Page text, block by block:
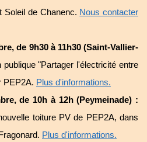
Soleil de Chanenc. Nous contacter
de 9h30 à 11h30 (Saint-Vallier-
publique "Partager l'électricité entre
PEP2A. Plus d'informations.
de 10h à 12h (Peymeinade) :
toiture PV de PEP2A, dans
Plus d'informations.